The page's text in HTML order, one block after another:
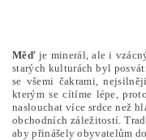
Měďje minerál, ale i
starých kulturách byl
se všemi čakrami,
kterým se cítíme lépe,
naslouchat více srdce než
obchodních záležitostí.
aby přinášely obyvatelům